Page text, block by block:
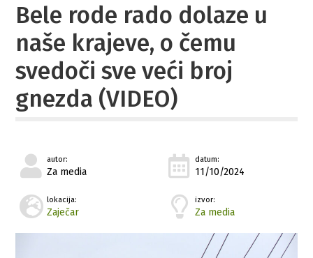
Bele rode rado dolaze u
naše krajeve, o čemu
svedoči sve veći broj
gnezda (VIDEO)
autor:
Za media
datum:
11/10/2024
lokacija:
Zaječar
izvor:
Za media